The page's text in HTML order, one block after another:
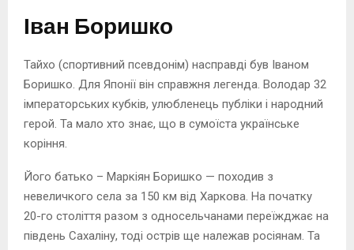
Іван Боришко
Тайхо (спортивний псевдонім) насправді був Іваном
Боришко. Для Японії він справжня легенда. Володар 32
імператорських кубків, улюбленець публіки і народний
герой. Та мало хто знає, що в сумоїста українське
коріння.
Його батько – Маркіян Боришко — походив з
невеличкого села за 150 км від Харкова. На початку
20-го століття разом з односельчанами переїжджає на
південь Сахаліну, тоді острів ще належав росіянам. Та